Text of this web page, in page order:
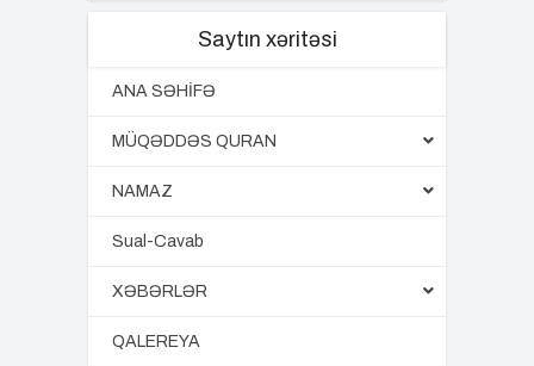
Saytın xəritəsi
ANA SƏHİFƏ
MÜQƏDDƏS QURAN
NAMAZ
Sual-Cavab
XƏBƏRLƏR
QALEREYA